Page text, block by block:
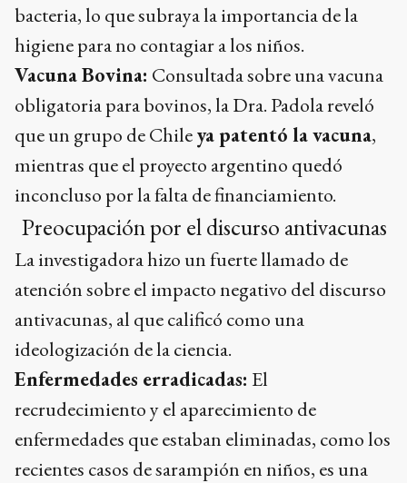
bacteria, lo que subraya la importancia de la
higiene para no contagiar a los niños.
Vacuna Bovina: Consultada sobre una vacuna
obligatoria para bovinos, la Dra. Padola reveló
que un grupo de Chileya patentó la vacuna,
mientras que el proyecto argentino quedó
inconcluso por la falta de financiamiento.
Preocupación por el discurso antivacunas
La investigadora hizo un fuerte llamado de
atención sobre el impacto negativo del discurso
antivacunas, al que calificó como una
ideologización de la ciencia.
Enfermedades erradicadas: El
recrudecimiento y el aparecimiento de
enfermedades que estaban eliminadas, como los
recientes casos de sarampión en niños, es una